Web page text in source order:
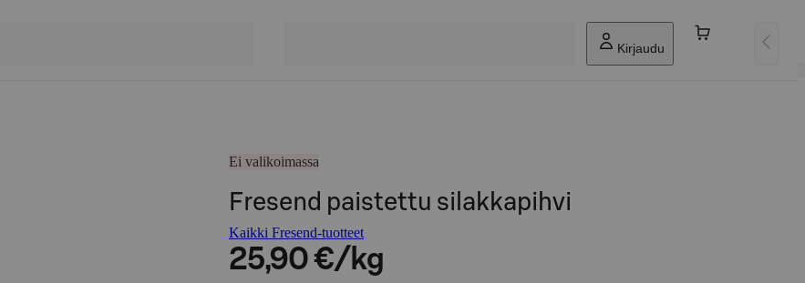
Kirjaudu
Ei valikoimassa
Fresend paistettu silakkapihvi
Kaikki Fresend-tuotteet
25,90 €/kg